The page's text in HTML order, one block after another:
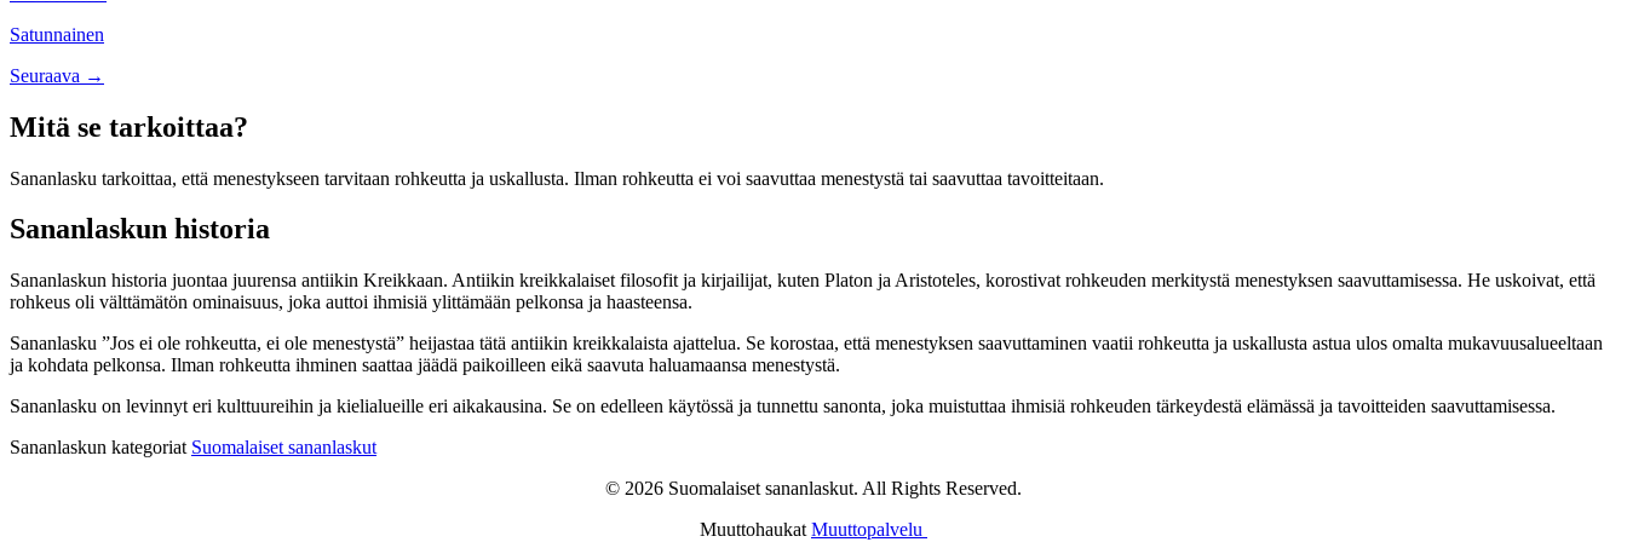
navigation
Satunnainen
Posts
navigation
Seuraava →
Mitä se tarkoittaa?
Sananlasku tarkoittaa, että menestykseen tarvitaan rohkeutta ja uskallusta. Ilman rohkeutta ei voi saavuttaa menestystä tai saavuttaa tavoitteitaan.
Sananlaskun historia
Sananlaskun historia juontaa juurensa antiikin Kreikkaan. Antiikin kreikkalaiset filosofit ja kirjailijat, kuten Platon ja Aristoteles, korostivat rohkeuden merkitystä menestyksen saavuttamisessa. He uskoivat, että
rohkeus oli välttämätön ominaisuus, joka auttoi ihmisiä ylittämään pelkonsa ja haasteensa.
Sananlasku ”Jos ei ole rohkeutta, ei ole menestystä” heijastaa tätä antiikin kreikkalaista ajattelua. Se korostaa, että menestyksen saavuttaminen vaatii rohkeutta ja uskallusta astua ulos omalta mukavuusalueeltaan
ja kohdata pelkonsa. Ilman rohkeutta ihminen saattaa jäädä paikoilleen eikä saavuta haluamaansa menestystä.
Sananlasku on levinnyt eri kulttuureihin ja kielialueille eri aikakausina. Se on edelleen käytössä ja tunnettu sanonta, joka muistuttaa ihmisiä rohkeuden tärkeydestä elämässä ja tavoitteiden saavuttamisessa.
Sananlaskun kategoriat Suomalaiset sananlaskut
© 2026 Suomalaiset sananlaskut. All Rights Reserved.
Muuttohaukat Muuttopalvelu